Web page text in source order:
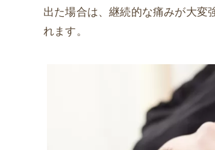
出た場合は、継続的な痛みが大変
れます。